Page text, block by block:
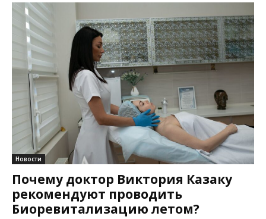
Новости
Почему доктор Виктория Казаку
рекомендуют проводить
Биоревитализацию летом?